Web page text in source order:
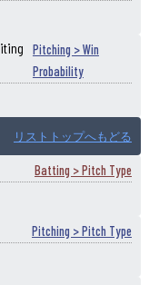
Pitching > Win
Probability
リストトップへもどる
Batting > Pitch Type
Pitching > Pitch Type